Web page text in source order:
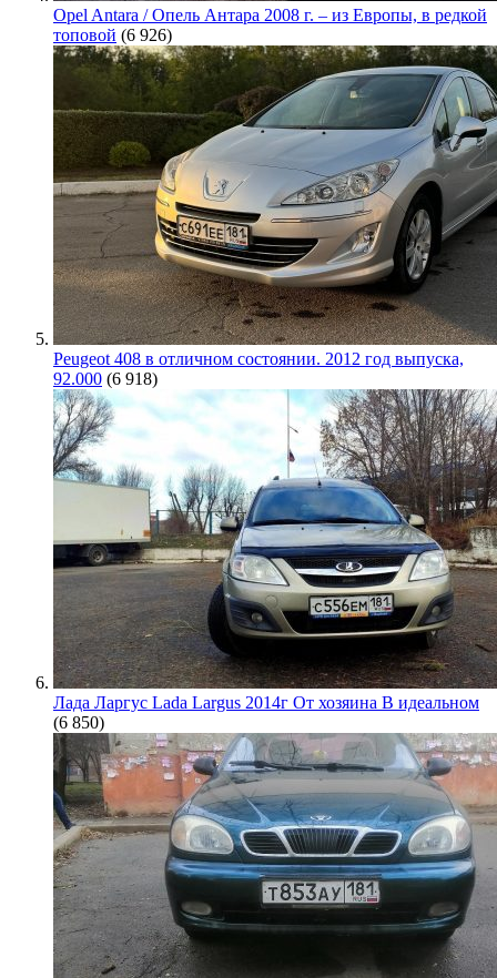
Opel Antara / Опель Антара 2008 г. – из Европы, в редкой
топовой (6 926)
Peugeot 408 в отличном состоянии. 2012 год выпуска,
92.000 (6 918)
Лада Ларгус Lada Largus 2014г От хозяина В идеальном
(6 850)